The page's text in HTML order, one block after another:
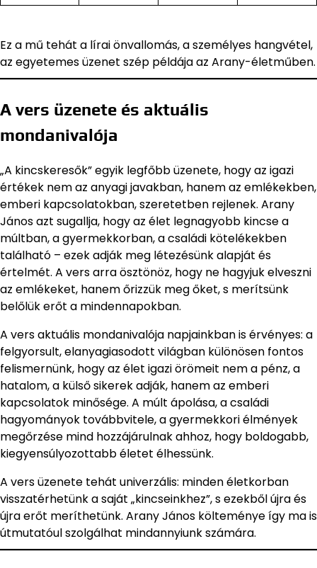
Ez a mű tehát a lírai önvallomás, a személyes hangvétel,
az egyetemes üzenet szép példája az Arany-életműben.
A vers üzenete és aktuális
mondanivalója
„A kincskeresők” egyik legfőbb üzenete, hogy az igazi
értékek nem az anyagi javakban, hanem az emlékekben,
emberi kapcsolatokban, szeretetben rejlenek. Arany
János azt sugallja, hogy az élet legnagyobb kincse a
múltban, a gyermekkorban, a családi kötelékekben
található – ezek adják meg létezésünk alapját és
értelmét. A vers arra ösztönöz, hogy ne hagyjuk elveszni
az emlékeket, hanem őrizzük meg őket, s merítsünk
belőlük erőt a mindennapokban.
A vers aktuális mondanivalója napjainkban is érvényes: a
felgyorsult, elanyagiasodott világban különösen fontos
felismernünk, hogy az élet igazi örömeit nem a pénz, a
hatalom, a külső sikerek adják, hanem az emberi
kapcsolatok minősége. A múlt ápolása, a családi
hagyományok továbbvitele, a gyermekkori élmények
megőrzése mind hozzájárulnak ahhoz, hogy boldogabb,
kiegyensúlyozottabb életet élhessünk.
A vers üzenete tehát univerzális: minden életkorban
visszatérhetünk a saját „kincseinkhez”, s ezekből újra és
újra erőt meríthetünk. Arany János költeménye így ma is
útmutatóul szolgálhat mindannyiunk számára.